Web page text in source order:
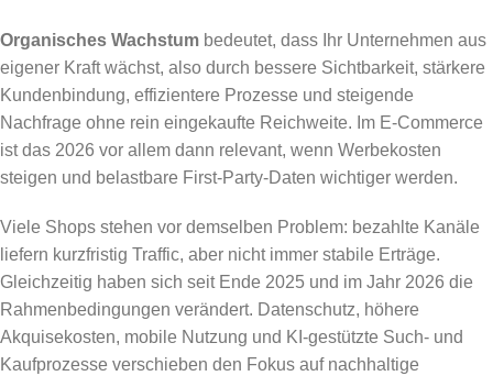
Organisches Wachstum bedeutet, dass Ihr Unternehmen aus
eigener Kraft wächst, also durch bessere Sichtbarkeit, stärkere
Kundenbindung, effizientere Prozesse und steigende
Nachfrage ohne rein eingekaufte Reichweite. Im E-Commerce
ist das 2026 vor allem dann relevant, wenn Werbekosten
steigen und belastbare First-Party-Daten wichtiger werden.
Viele Shops stehen vor demselben Problem: bezahlte Kanäle
liefern kurzfristig Traffic, aber nicht immer stabile Erträge.
Gleichzeitig haben sich seit Ende 2025 und im Jahr 2026 die
Rahmenbedingungen verändert. Datenschutz, höhere
Akquisekosten, mobile Nutzung und KI-gestützte Such- und
Kaufprozesse verschieben den Fokus auf nachhaltige